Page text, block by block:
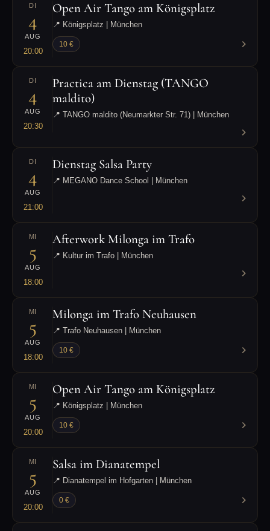
DI
4
AUG
20:00
Open Air Tango am Königsplatz
📍 Königsplatz | München
10 €
DI
4
AUG
20:30
Practica am Dienstag (TANGO
maldito)
📍 TANGO maldito (Neumarkter Str. 71) | München
DI
4
AUG
21:00
Dienstag Salsa Party
📍 MEGANO Dance School | München
MI
5
AUG
18:00
Afterwork Milonga im Trafo
📍 Kultur im Trafo | München
MI
5
AUG
18:00
Milonga im Trafo Neuhausen
📍 Trafo Neuhausen | München
10 €
MI
5
AUG
20:00
Open Air Tango am Königsplatz
📍 Königsplatz | München
10 €
MI
5
AUG
20:00
Salsa im Dianatempel
📍 Dianatempel im Hofgarten | München
0 €